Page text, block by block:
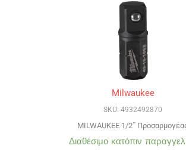
Milwaukee
SKU: 4932492870
MILWAUKEE 1/2˝
Διαθέσιμο κατόπιν